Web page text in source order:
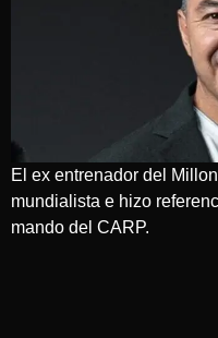
El ex entrenador del
mundialista e hizo
mando del CARP.